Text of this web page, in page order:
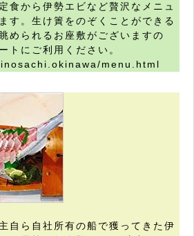
食から伊勢エビなど贅沢なメニュ
す。生け簀をのぞくことができる
められるお座敷がございますの
トにご利用ください。
menu.html
自ら自社所有の船で獲ってきた伊